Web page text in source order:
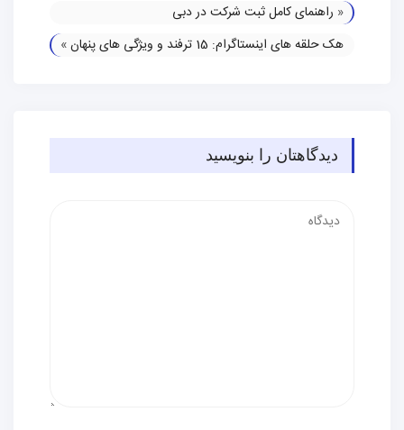
« راهنمای کامل ثبت شرکت در دبی
هک حلقه های اینستاگرام: 15 ترفند و ویژگی های پنهان
»
دیدگاهتان را بنویسید